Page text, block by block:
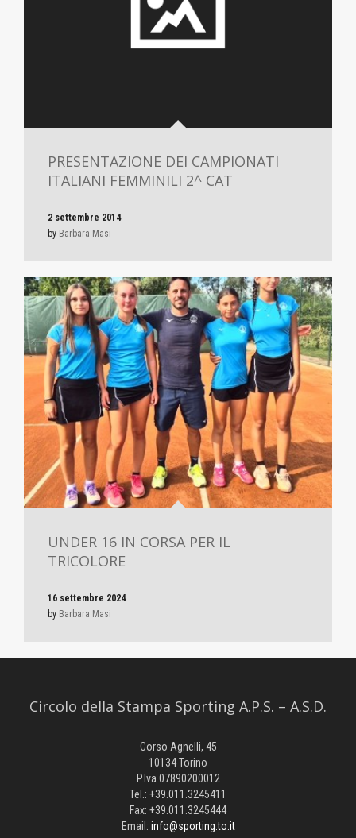
PRESENTAZIONE DEI CAMPIONATI
ITALIANI FEMMINILI 2^ CAT
2 settembre 2014
by Barbara Masi
UNDER 16 IN CORSA PER IL
TRICOLORE
16 settembre 2024
by Barbara Masi
Circolo della Stampa Sporting A.P.S. – A.S.D.
Corso Agnelli, 45
10134 Torino
P.Iva 07890200012
Tel.: +39.011.3245411
Fax: +39.011.3245444
Email: info@sporting.to.it